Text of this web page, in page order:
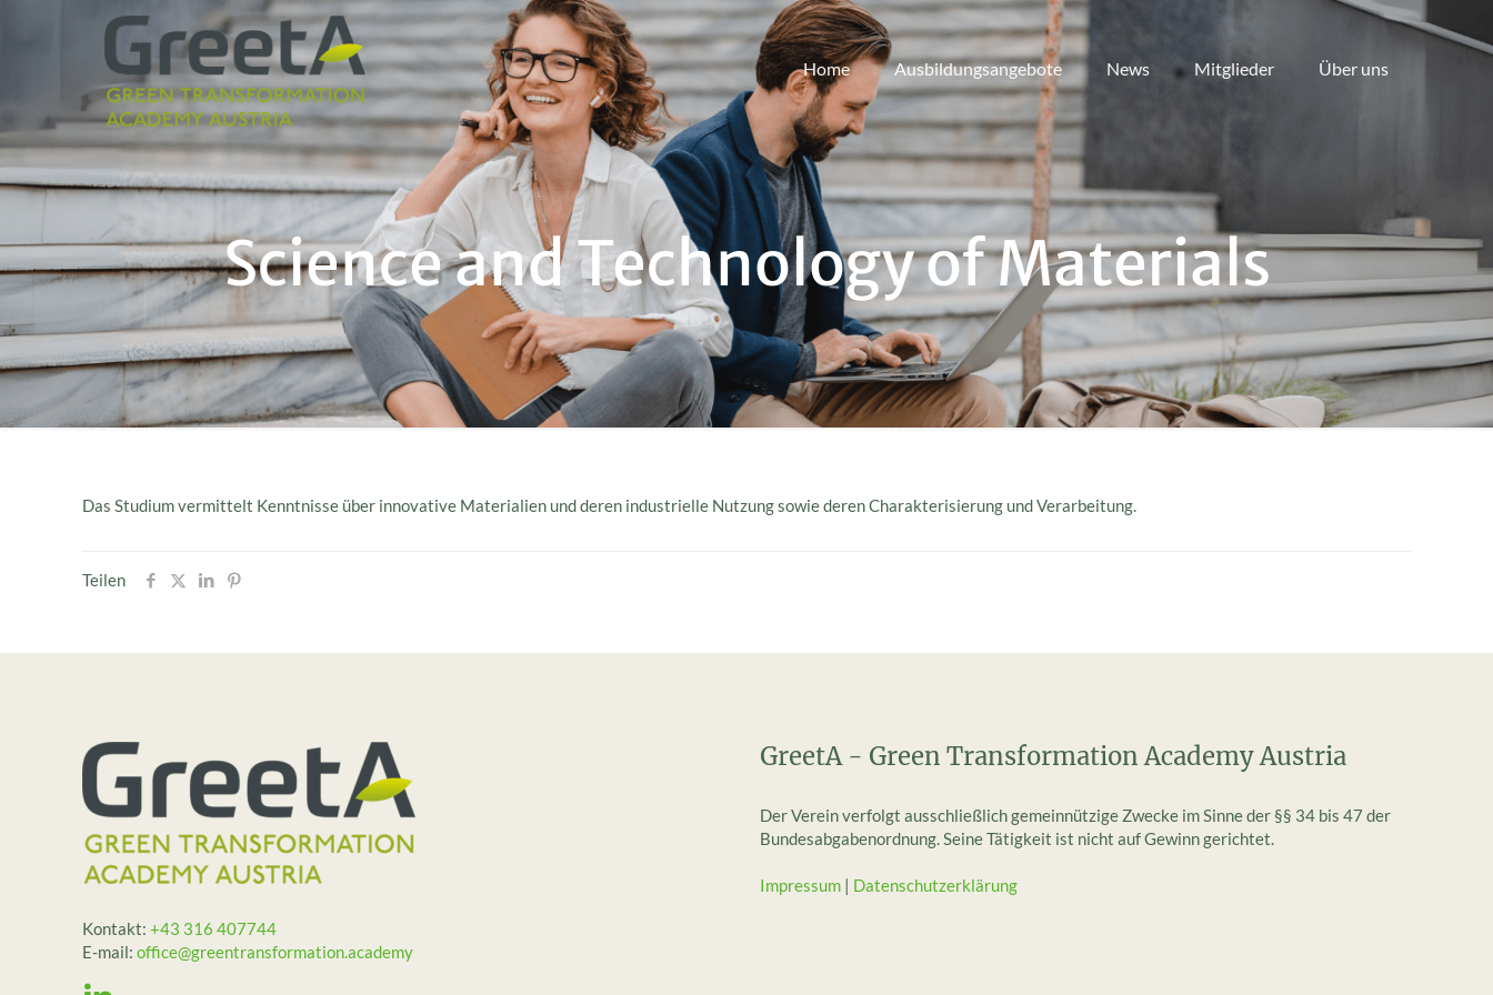
Home Ausbildungsangebote News Mitglieder Über uns
Science and Technology of Materials
Das Studium vermittelt Kenntnisse über innovative Materialien und deren industrielle Nutzung sowie deren Charakterisierung und Verarbeitung.
Teilen
Kontakt: +43 316 407744
E-mail: office@greentransformation.academy
GreetA - Green Transformation Academy Austria
Der Verein verfolgt ausschließlich gemeinnützige Zwecke im Sinne der §§ 34 bis 47 der
Bundesabgabenordnung. Seine Tätigkeit ist nicht auf Gewinn gerichtet.
Impressum | Datenschutzerklärung